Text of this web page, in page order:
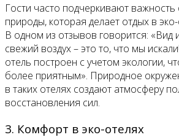
Гости часто подчеркивают
природы, которая делает отдых в
В одном из отзывов говорится: «Вид
свежий воздух – это то, что мы
отель построен с учетом экологии,
более приятным». Природное
в таких отелях создают атмосферу
восстановления сил.
3. Комфорт в эко-отелях